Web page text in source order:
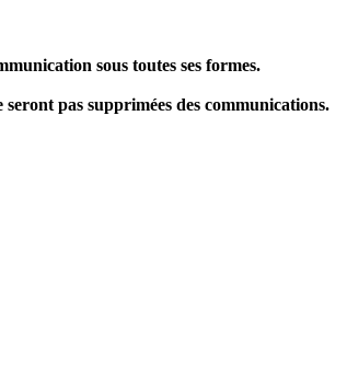
sous toutes ses formes.
pas supprimées des communications.